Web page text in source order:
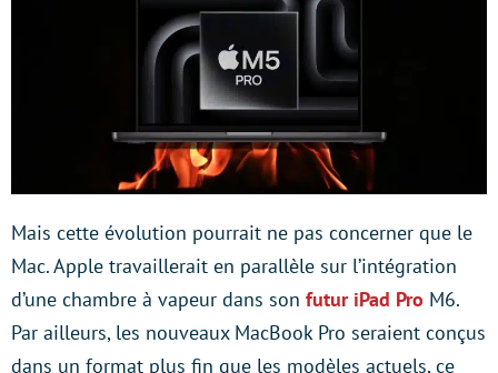
Mais cette évolution pourrait ne pas concerner que le
Mac. Apple travaillerait en parallèle sur l’intégration
d’une chambre à vapeur dans son futur iPad Pro M6.
Par ailleurs, les nouveaux MacBook Pro seraient conçus
dans un format plus fin que les modèles actuels, ce